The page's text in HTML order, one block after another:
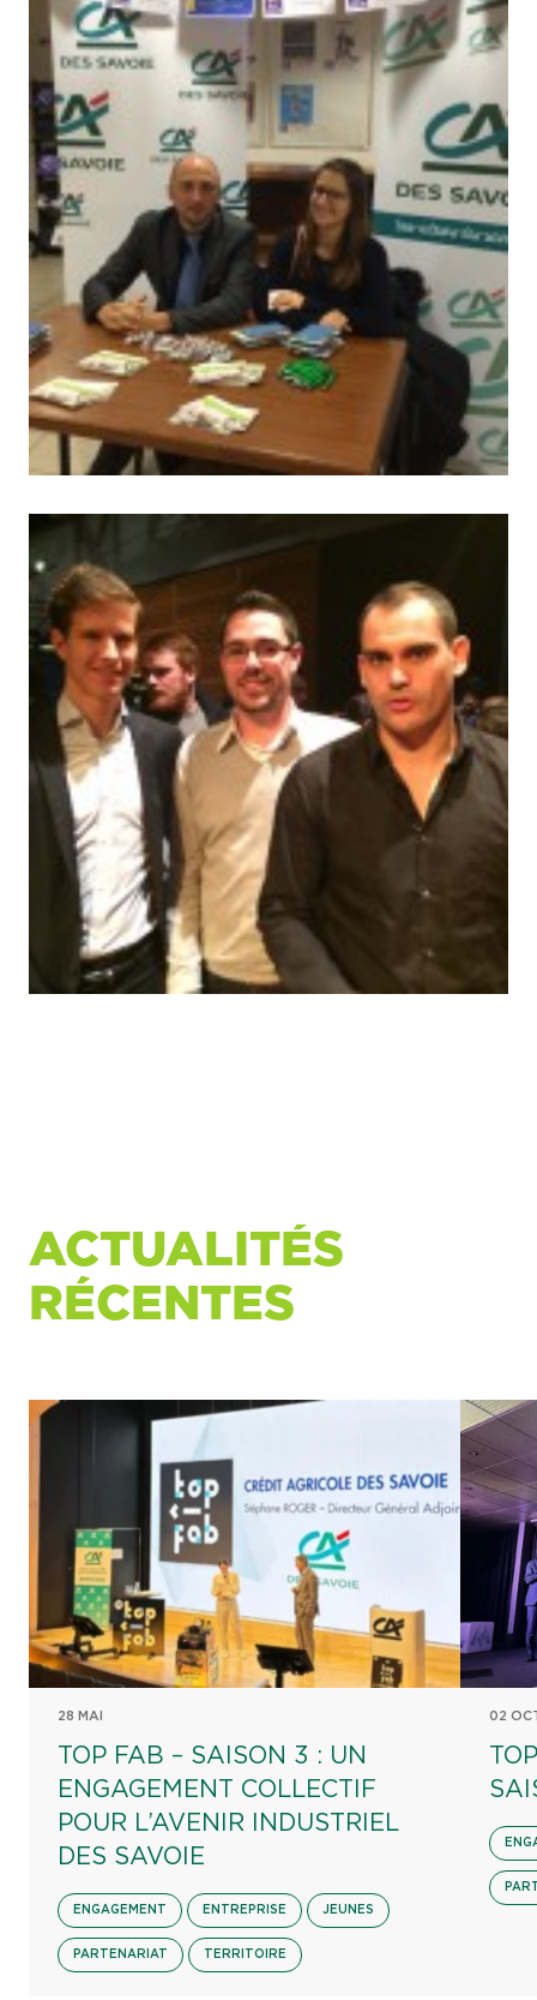
ACTUALITÉS
RÉCENTES
28 MAI
TOP FAB – SAISON 3 : UN
ENGAGEMENT COLLECTIF
POUR L’AVENIR INDUSTRIEL
DES SAVOIE
ENGAGEMENT ENTREPRISE JEUNES
PARTENARIAT TERRITOIRE
02